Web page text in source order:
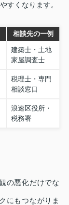
すくなります。
相談先の一例
建築士・土地
家屋調査士
税理士・専門
相談窓口
浪速区役所・
税務署
の悪化だけでな
にもつながりま